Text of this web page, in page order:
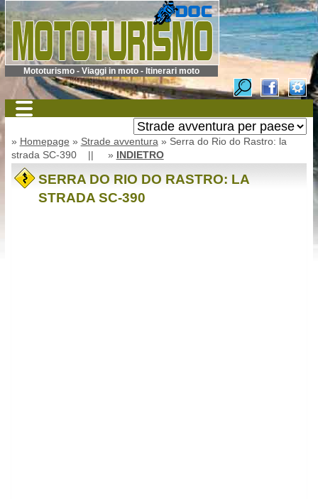
Mototurismo - Viaggi in moto - Itinerari moto
» Homepage » Strade avventura » Serra do Rio do Rastro: la
strada SC-390 || » INDIETRO
SERRA DO RIO DO RASTRO: LA
STRADA SC-390